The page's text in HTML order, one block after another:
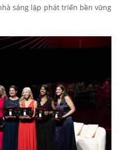
sáng lập phát triển bền vững